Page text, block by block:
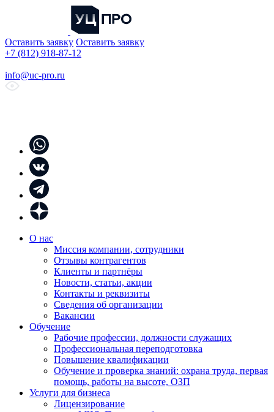
Оставить заявку Оставить заявку
+7 (812) 918-87-12
info@uc-pro.ru
О нас
Миссия компании, сотрудники
Отзывы контрагентов
Клиенты и партнёры
Новости, статьи, акции
Контакты и реквизиты
Сведения об организации
Вакансии
Обучение
Рабочие профессии, должности служащих
Профессиональная переподготовка
Повышение квалификации
Обучение и проверка знаний: охрана труда, первая
помощь, работы на высоте, ОЗП
Услуги для бизнеса
Лицензирование